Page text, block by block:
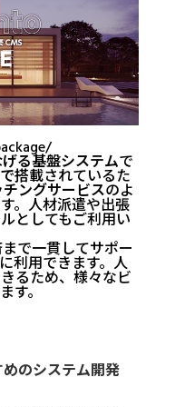
る基盤システムで
搭載されているた
ングサービスのよ
。人材派遣や出張
としてもご利用い
まで一貫してサポー
利用できます。人
るため、様々なビ
す。
のシステム開発